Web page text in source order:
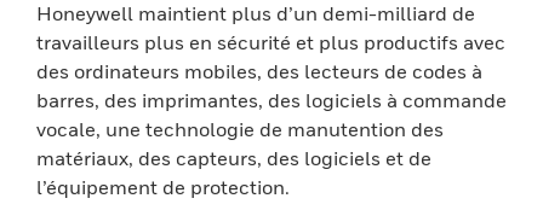
Honeywell maintient plus d’un demi-milliard de
travailleurs plus en sécurité et plus productifs avec
des ordinateurs mobiles, des lecteurs de codes à
barres, des imprimantes, des logiciels à commande
vocale, une technologie de manutention des
matériaux, des capteurs, des logiciels et de
l’équipement de protection.